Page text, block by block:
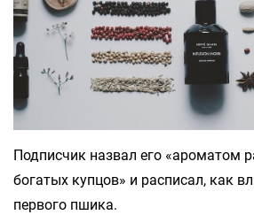
Подписчик назвал его «ароматом
богатых купцов» и расписал, как
первого пшика.